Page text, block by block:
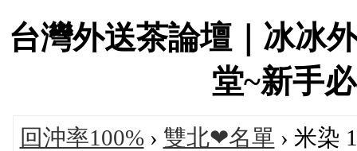
台灣外送茶論壇｜冰冰
堂~新手
回沖率100%› 雙北❤名單 › 米染